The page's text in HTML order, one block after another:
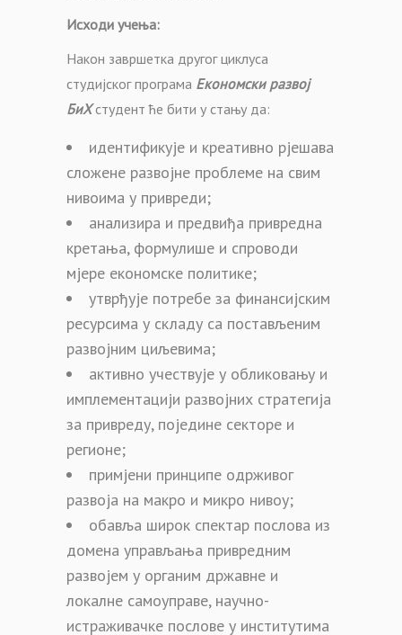
Исходи учења:
Након завршетка другог циклуса
студијског програма Економски развој
БиХстудент ће бити у стању да:
идентификује и креативно рјешава
сложене развојне проблеме на свим
нивоима у привреди;
анализира и предвиђа привредна
кретања, формулише и спроводи
мјере економске политике;
утврђује потребе за финансијским
ресурсима у складу са постављеним
развојним циљевима;
активно учествује у обликовању и
имплементацији развојних стратегија
за привреду, поједине секторе и
регионе;
примјени принципе одрживог
развоја на макро и микро нивоу;
обавља широк спектар послова из
домена управљања привредним
развојем у органим државне и
локалне самоуправе, научно-
истраживачке послове у институтима